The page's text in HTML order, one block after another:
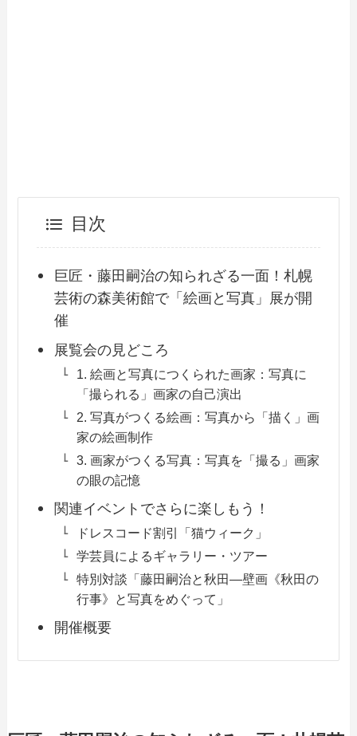
目次
巨匠・藤田嗣治の知られざる一面！札幌
芸術の森美術館で「絵画と写真」展が開
催
展覧会の見どころ
1. 絵画と写真につくられた画家：写真に
「撮られる」画家の自己演出
2. 写真がつくる絵画：写真から「描く」画
家の絵画制作
3. 画家がつくる写真：写真を「撮る」画家
の眼の記憶
関連イベントでさらに楽しもう！
ドレスコード割引「猫ウィーク」
学芸員によるギャラリー・ツアー
特別対談「藤田嗣治と秋田—壁画《秋田の
行事》と写真をめぐって」
開催概要